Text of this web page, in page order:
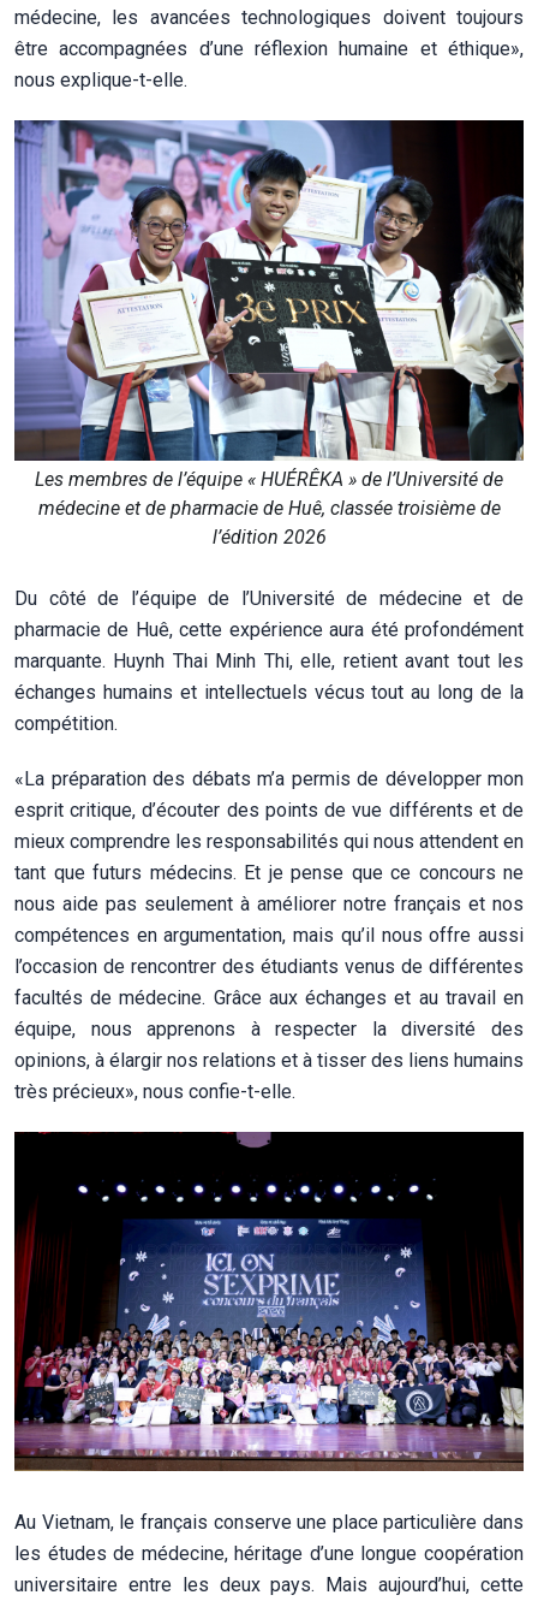
médecine, les avancées technologiques doivent toujours
être accompagnées d’une réflexion humaine et éthique»,
nous explique-t-elle.
Les membres de l’équipe « HUÉRÊKA » de l’Université de
médecine et de pharmacie de Huê, classée troisième de
l’édition 2026
Du côté de l’équipe de l’Université de médecine et de
pharmacie de Huê, cette expérience aura été profondément
marquante. Huynh Thai Minh Thi, elle, retient avant tout les
échanges humains et intellectuels vécus tout au long de la
compétition.
«La préparation des débats m’a permis de développer mon
esprit critique, d’écouter des points de vue différents et de
mieux comprendre les responsabilités qui nous attendent en
tant que futurs médecins. Et je pense que ce concours ne
nous aide pas seulement à améliorer notre français et nos
compétences en argumentation, mais qu’il nous offre aussi
l’occasion de rencontrer des étudiants venus de différentes
facultés de médecine. Grâce aux échanges et au travail en
équipe, nous apprenons à respecter la diversité des
opinions, à élargir nos relations et à tisser des liens humains
très précieux», nous confie-t-elle.
Au Vietnam, le français conserve une place particulière dans
les études de médecine, héritage d’une longue coopération
universitaire entre les deux pays. Mais aujourd’hui, cette